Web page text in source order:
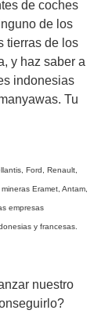
de coches
de los
tierras de los
y haz saber a
indonesias
Tu
Ford, Renault,
Eramet, Antam,
empresas
y francesas.
nuestro